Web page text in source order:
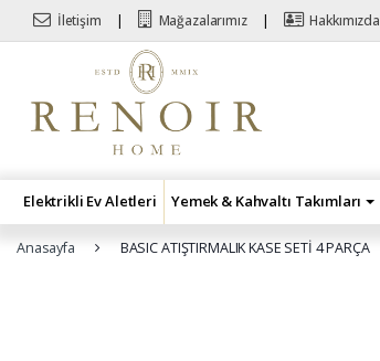
Skip to navigation
Skip to content
İletişim Mağazalarımız Hakkımızda
Elektrikli Ev Aletleri Yemek & Kahvaltı Takımları
Anasayfa BASIC ATIŞTIRMALIK KASE SETİ 4 PARÇA